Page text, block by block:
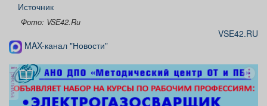
Источник
Фото: VSE42.Ru
VSE42.RU
MAX-канал "Новости"
реклама